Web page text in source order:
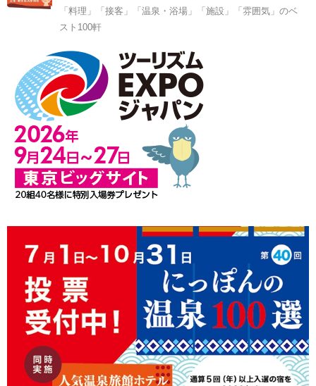
「料理」「接客」「温泉・浴場」「施設」「雰囲気」のベ
スト100軒